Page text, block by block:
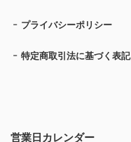
営業日カレンダー
プライバシーポリシー
特定商取引法に基づく表記